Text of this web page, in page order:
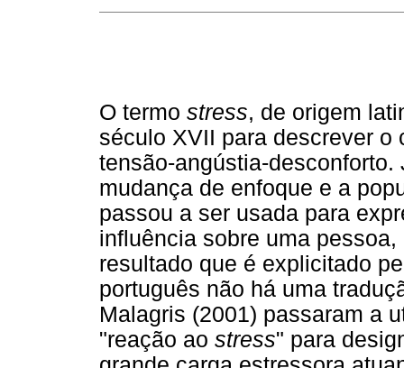
O termo stress, de origem
século XVII para descrever
tensão-angústia-
mudança de enfoque e a
passou a ser usada para
influência sobre uma
resultado que é explicitado
português não há uma
Malagris (2001) passaram a
"reação ao stress" para